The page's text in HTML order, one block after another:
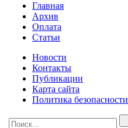
Главная
Архив
Оплата
Статьи
Новости
Контакты
Публикации
Карта сайта
Политика безопасности